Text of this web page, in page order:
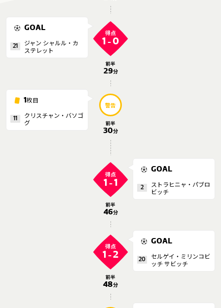
運営会社
ご利用にあたって
© AbemaTV. Inc. All Rights Reserved.
GOAL
21
ジャン シャルル・カ
ステレット
得点
1 - 0
前半
29分
1枚目
11
クリスチャン・バソゴ
グ
警告
前半
30分
得点
1 -1
前半
46分
GOAL
2
ストラヒニャ・パブロ
ビッチ
得点
1 -2
前半
48分
GOAL
20
セルゲイ・ミリンコビ
ッチ サビッチ